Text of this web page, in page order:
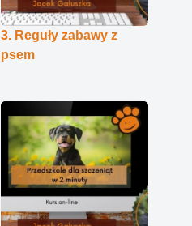
3. Reguły zabawy z
psem